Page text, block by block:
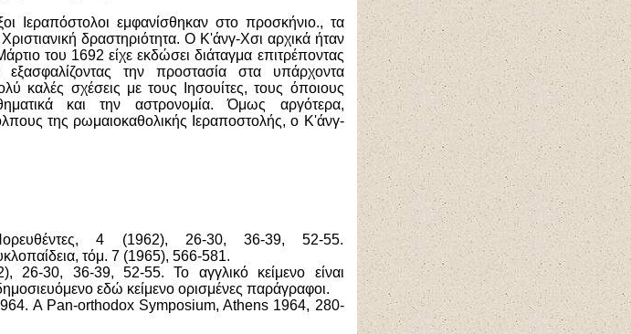
Ιεραπόστολοι εμφανίσθηκαν στο προσκήνιο., τα
δραστηριότητα. Ο Κ'άνγ-Χσι αρχικά ήταν
του 1692 είχε εκδώσει διάταγμα επιτρέποντας
την προστασία στα υπάρχοντα
καλές σχέσεις με τους Ιησουίτες, τους όποιους
και την αστρονομία. Όμως αργότερα,
της ρωμαιοκαθολικής Ιεραποστολής, ο Κ'άνγ-
4 (1962), 26-30, 36-39, 52-55.
τόμ. 7 (1965), 566-581.
26-30, 36-39, 52-55.Το αγγλικό κείμενο είναι
εδώ κείμενο ορισμένες παράγραφοι.
A Pan-orthodox Symposium, Athens 1964, 280-